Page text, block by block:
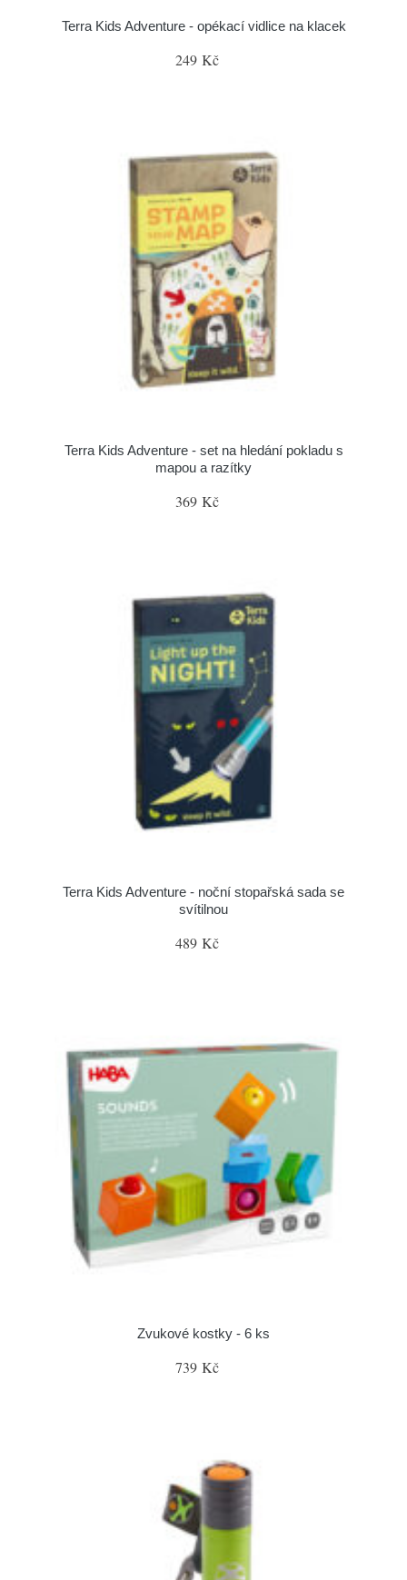
Terra Kids Adventure - opékací vidlice na klacek
249 Kč
Terra Kids Adventure - set na hledání pokladu s
mapou a razítky
369 Kč
Terra Kids Adventure - noční stopařská sada se
svítilnou
489 Kč
Zvukové kostky - 6 ks
739 Kč